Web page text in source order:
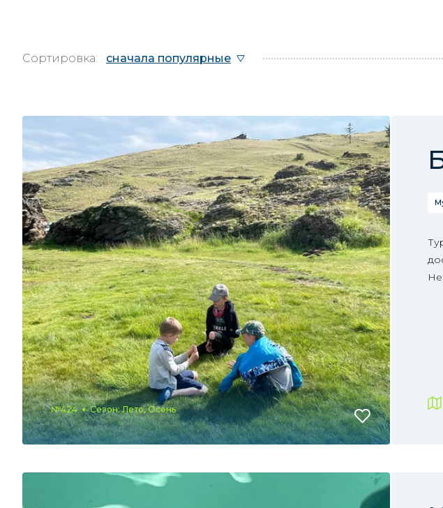
Сортировка: сначала популярные
№424 Сезон: Лето, Осень